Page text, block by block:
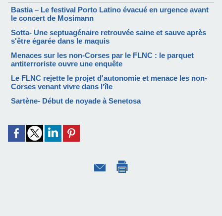
Bastia – Le festival Porto Latino évacué en urgence avant
le concert de Mosimann
Sotta- Une septuagénaire retrouvée saine et sauve après
s'être égarée dans le maquis
Menaces sur les non-Corses par le FLNC : le parquet
antiterroriste ouvre une enquête
Le FLNC rejette le projet d'autonomie et menace les non-
Corses venant vivre dans l'île
Sartène- Début de noyade à Senetosa